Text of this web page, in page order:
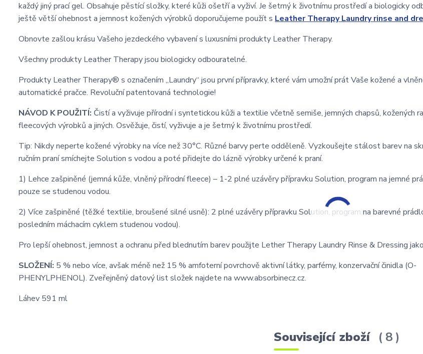
každý jiný prací gel. Obsahuje pěstící složky, které kůži ošetří a vyživí. Je šetrný k životnímu prostředí a biologicky
ještě větší ohebnost a jemnost kožených výrobků doporučujeme použít s Leather Therapy Laundry rinse and
Obnovte zašlou krásu Vašeho jezdeckého vybavení s luxusními produkty Leather Therapy.
Všechny produkty Leather Therapy jsou biologicky odbouratelné.
Produkty Leather Therapy® s označením „Laundry“ jsou první přípravky, které vám umožní prát Vaše kožené a
automatické pračce. Revoluční patentovaná technologie!
NÁVOD K POUŽITÍ: Čistí a vyživuje přírodní i syntetickou kůži a textilie včetně semiše, jemných chapsů, kožených
fleecových výrobků a jiných. Osvěžuje, čistí, vyživuje a je šetrný k životnímu prostředí.
Tip: Nikdy neperte kožené výrobky na více než 30°C. Různé barvy perte odděleně. Vyzkoušejte stálost barev na
ručním praní smíchejte Solution s vodou a poté přidejte do lázně výrobky určené k praní.
1) Lehce zašpiněné (jemná kůže, vlněný přírodní fleece) – 1-2 plné uzávěry přípravku Solution, program na jemné
pouze se studenou vodou.
2) Více zašpiněné (těžké textilie, broušené silné usně): 2 plné uzávěry přípravku Solution, program na barevné
posledním máchacím cyklem studenou vodou).
Pro lepší ohebnost, jemnost a ochranu před blednutím barev použijte Lether Therapy Laundry Rinse & Dressing
SLOŽENÍ: 5 % nebo více, avšak méně než 15 % amfoterní povrchově aktivní látky, parfémy, konzervační činidla (O-
PHENYLPHENOL). Zveřejněný datový list složek najdete na www.absorbinecz.cz.
Láhev 591 ml
Související zboží 8